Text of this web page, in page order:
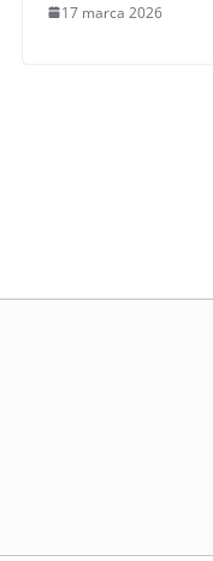
17 marca 2026